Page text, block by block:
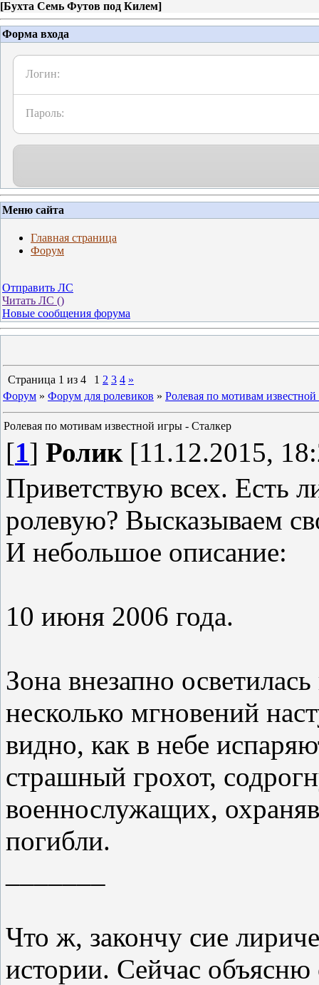
[Бухта Семь Футов под Килем]
Форма входа
Логин:
Пароль:
Меню сайта
Главная страница
Форум
Отправить ЛС
Читать ЛС ()
Новые сообщения форума
Страница 1 из 4 1 2 3 4 »
Форум » Форум для ролевиков » Ролевая по мотивам
Ролевая по мотивам известной игры - Сталкер
[1] Ролик[11.12.2015,
Приветствую всех. Есть
ролевую? Высказываем
И небольшое описание:
10 июня 2006 года.
Зона внезапно
несколько мгновений
видно, как в небе
страшный грохот,
военнослужащих,
погибли.
Что ж, закончу сие
истории. Сейчас